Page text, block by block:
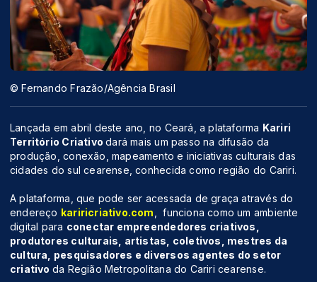
© Fernando Frazão/Agência Brasil
Lançada em abril deste ano, no Ceará, a plataforma Kariri
Território Criativodará mais um passo na difusão da
produção, conexão, mapeamento e iniciativas culturais das
cidades do sul cearense, conhecida como região do Cariri.
A plataforma, que pode ser acessada de graça através do
endereço kariricriativo.com , funciona como um ambiente
digital para conectar empreendedores criativos,
produtores culturais, artistas, coletivos, mestres da
cultura, pesquisadores e diversos agentes do setor
criativo da Região Metropolitana do Cariri cearense.